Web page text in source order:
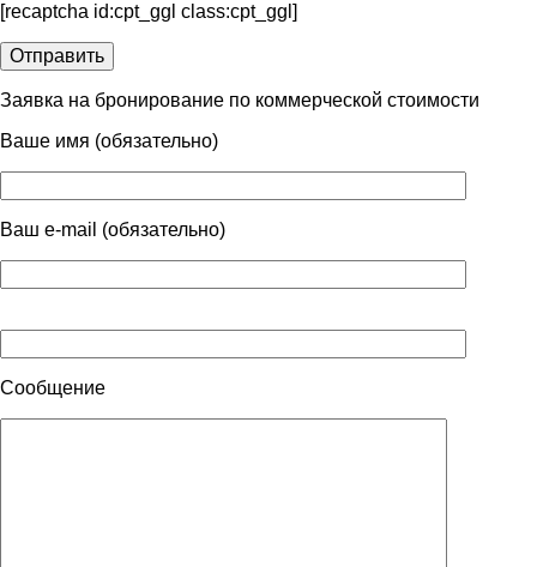
[recaptcha id:cpt_ggl class:cpt_ggl]
Заявка на бронирование по коммерческой стоимости
Ваше имя (обязательно)
Ваш e-mail (обязательно)
Сообщение